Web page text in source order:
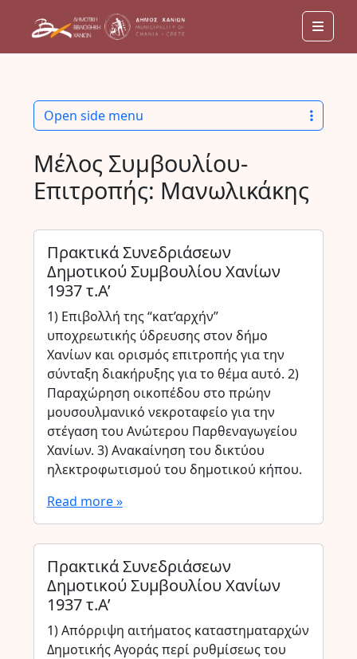
Μέλος Συμβουλίου-
Επιτροπής: Μανωλικάκης
Πρακτικά Συνεδριάσεων
Δημοτικού Συμβουλίου Χανίων
1937 τ.Α’
1) Επιβολλή της “κατ’αρχήν”
υποχρεωτικής ύδρευσης στον δήμο
Χανίων και ορισμός επιτροπής για την
σύνταξη διακήρυξης για το θέμα αυτό. 2)
Παραχώρηση οικοπέδου στο πρώην
μουσουλμανικό νεκροταφείο για την
στέγαση του Ανώτερου Παρθεναγωγείου
Χανίων. 3) Ανακαίνηση του δικτύου
ηλεκτροφωτισμού του δημοτικού κήπου.
Read more »
Πρακτικά Συνεδριάσεων
Δημοτικού Συμβουλίου Χανίων
1937 τ.Α’
1) Απόρριψη αιτήματος καταστηματαρχών
Δημοτικής Αγοράς περί ρυθμίσεως του
Open side menu